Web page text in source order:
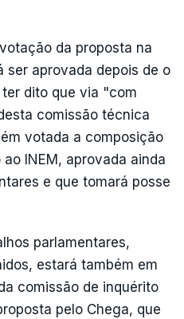
da proposta na
ser aprovada depois de o
ter dito que via "com
comissão técnica
votada a composição
INEM, aprovada ainda
e que tomará posse
parlamentares,
estará também em
comissão de inquérito
pelo Chega, que